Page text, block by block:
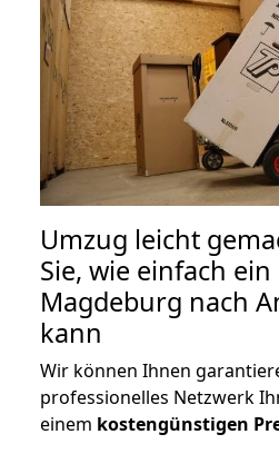
Umzug leicht
Sie, wie einfach
Magdeburg nach
kann
Wir können Ihnen
professionelles Netzwerk
einem kostengünstigen